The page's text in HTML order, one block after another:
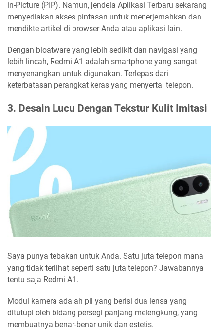
in-Picture (PIP). Namun, jendela Aplikasi Terbaru sekarang
menyediakan akses pintasan untuk menerjemahkan dan
mendikte artikel di browser Anda atau aplikasi lain.
Dengan bloatware yang lebih sedikit dan navigasi yang
lebih lincah, Redmi A1 adalah smartphone yang sangat
menyenangkan untuk digunakan. Terlepas dari
keterbatasan perangkat keras yang menyertai telepon.
3. Desain Lucu Dengan Tekstur Kulit Imitasi
Saya punya tebakan untuk Anda. Satu juta telepon mana
yang tidak terlihat seperti satu juta telepon? Jawabannya
tentu saja Redmi A1.
Modul kamera adalah pil yang berisi dua lensa yang
ditutupi oleh bidang persegi panjang melengkung, yang
membuatnya benar-benar unik dan estetis.